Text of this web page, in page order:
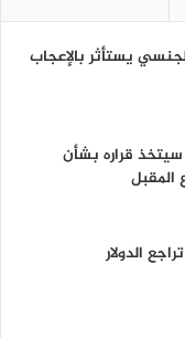
يستأثر بالإعجاب
قراره بشأن
المقبل
الدولار